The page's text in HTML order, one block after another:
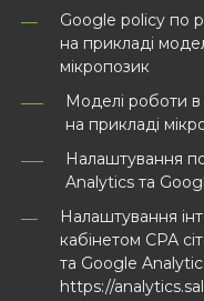
Google policy по
на прикладі
мікропозик
Моделі роботи
на прикладі
Налаштування
Analytics та
Налаштування
кабінетом СРА
та Google
https://